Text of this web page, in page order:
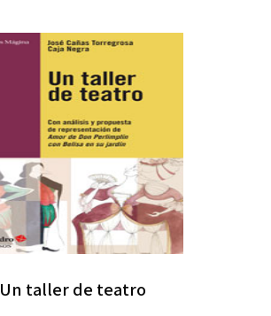
Un taller de teatro